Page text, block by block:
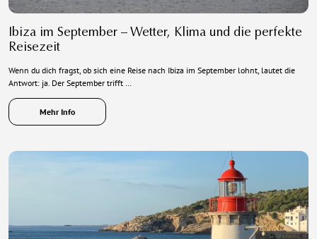
Ibiza im September – Wetter, Klima und die perfekte
Reisezeit
Wenn du dich fragst, ob sich eine Reise nach Ibiza im September lohnt, lautet die
Antwort: ja. Der September trifft …
Mehr Info